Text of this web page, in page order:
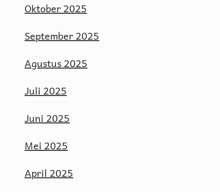
Oktober 2025
September 2025
Agustus 2025
Juli 2025
Juni 2025
Mei 2025
April 2025